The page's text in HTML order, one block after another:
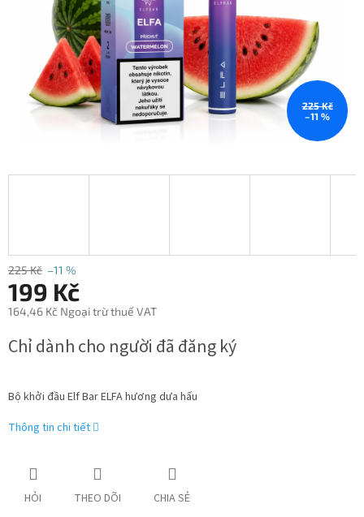
225 Kč
–11 %
225 Kč –11 %
199 Kč
164,46 Kč Ngoại trừ thuế VAT
đo
Chỉ dành cho người đã đăng ký
Bộ khởi đầu Elf Bar ELFA hương dưa hấu
Thông tin chi tiết
HỎI THEO DÕI CHIA SẺ